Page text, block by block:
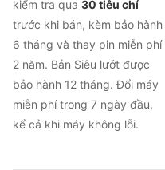
kiểm tra qua 30 tiêu chí
trước khi bán, kèm bảo hành
6 tháng và thay pin miễn phí
2 năm. Bản Siêu lướt được
bảo hành 12 tháng. Đổi máy
miễn phí trong 7 ngày đầu,
kể cả khi máy không lỗi.